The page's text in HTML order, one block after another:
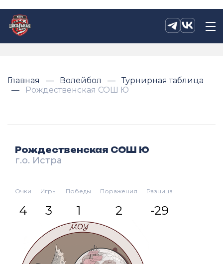
Главная Волейбол
Турнирная таблица
Рождественская СОШ Ю
Рождественская СОШ Ю
г.о. Истра
Очки
4
Игры
3
Победы
1
Поражения
2
Разница
-29